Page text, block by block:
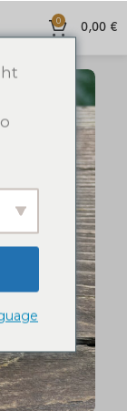
0 0,00 €